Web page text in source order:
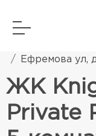
Ефремова ул, д
ЖК
Private